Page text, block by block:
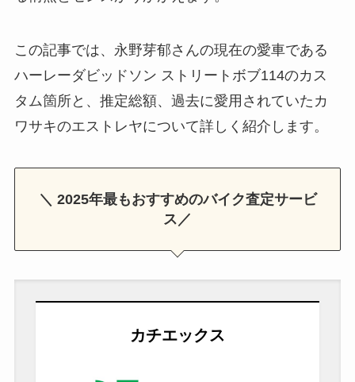
この記事では、永野芽郁さんの現在の愛車である
ハーレーダビッドソン ストリートボブ114のカス
タム箇所と、推定総額、過去に愛用されていたカ
ワサキのエストレヤについて詳しく紹介します。
＼ 2025年最もおすすめのバイク査定サービ
ス／
カチエックス